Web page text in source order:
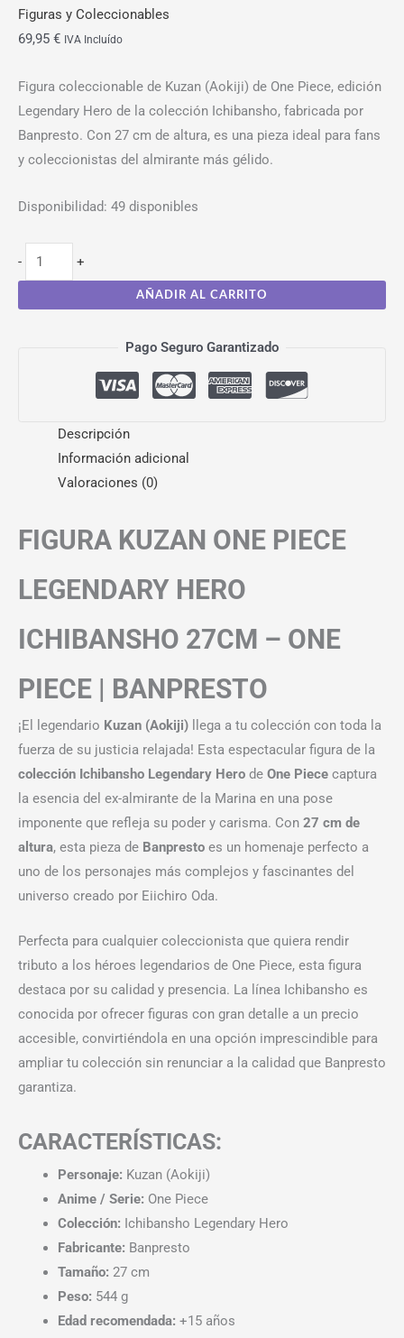
Figuras y Coleccionables
69,95 € IVA Incluído
Figura coleccionable de Kuzan (Aokiji) de One Piece, edición
Legendary Hero de la colección Ichibansho, fabricada por
Banpresto. Con 27 cm de altura, es una pieza ideal para fans
y coleccionistas del almirante más gélido.
Disponibilidad: 49 disponibles
- +
AÑADIR AL CARRITO
Pago Seguro Garantizado
Descripción
Información adicional
Valoraciones (0)
FIGURA KUZAN ONE PIECE
LEGENDARY HERO
ICHIBANSHO 27CM – ONE
PIECE | BANPRESTO
¡El legendario Kuzan (Aokiji) llega a tu colección con toda la
fuerza de su justicia relajada! Esta espectacular figura de la
colección Ichibansho Legendary Hero de One Piece captura
la esencia del ex-almirante de la Marina en una pose
imponente que refleja su poder y carisma. Con 27 cm de
altura, esta pieza de Banpresto es un homenaje perfecto a
uno de los personajes más complejos y fascinantes del
universo creado por Eiichiro Oda.
Perfecta para cualquier coleccionista que quiera rendir
tributo a los héroes legendarios de One Piece, esta figura
destaca por su calidad y presencia. La línea Ichibansho es
conocida por ofrecer figuras con gran detalle a un precio
accesible, convirtiéndola en una opción imprescindible para
ampliar tu colección sin renunciar a la calidad que Banpresto
garantiza.
CARACTERÍSTICAS:
Personaje: Kuzan (Aokiji)
Anime / Serie: One Piece
Colección: Ichibansho Legendary Hero
Fabricante: Banpresto
Tamaño: 27 cm
Peso: 544 g
Edad recomendada: +15 años